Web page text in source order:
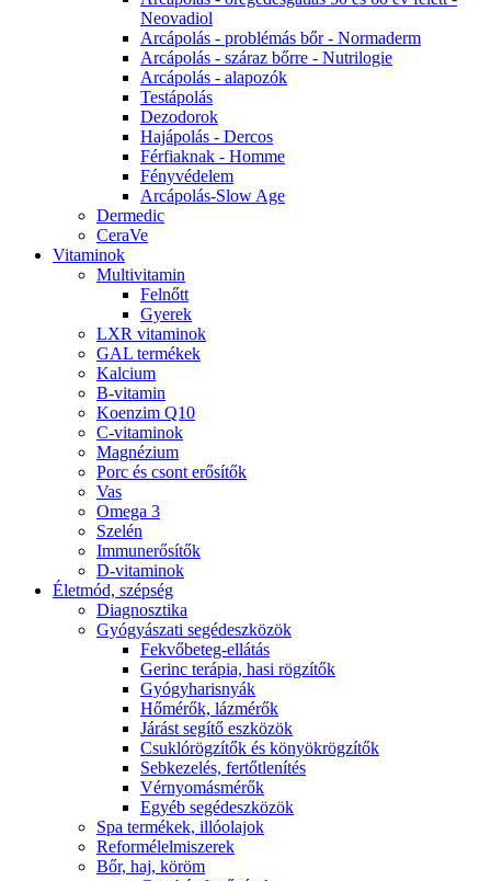
Neovadiol
Arcápolás - problémás bőr - Normaderm
Arcápolás - száraz bőrre - Nutrilogie
Arcápolás - alapozók
Testápolás
Dezodorok
Hajápolás - Dercos
Férfiaknak - Homme
Fényvédelem
Arcápolás-Slow Age
Dermedic
CeraVe
Vitaminok
Multivitamin
Felnőtt
Gyerek
LXR vitaminok
GAL termékek
Kalcium
B-vitamin
Koenzim Q10
C-vitaminok
Magnézium
Porc és csont erősítők
Vas
Omega 3
Szelén
Immunerősítők
D-vitaminok
Életmód, szépség
Diagnosztika
Gyógyászati segédeszközök
Fekvőbeteg-ellátás
Gerinc terápia, hasi rögzítők
Gyógyharisnyák
Hőmérők, lázmérők
Járást segítő eszközök
Csuklórögzítők és könyökrögzítők
Sebkezelés, fertőtlenítés
Vérnyomásmérők
Egyéb segédeszközök
Spa termékek, illóolajok
Reformélelmiszerek
Bőr, haj, köröm